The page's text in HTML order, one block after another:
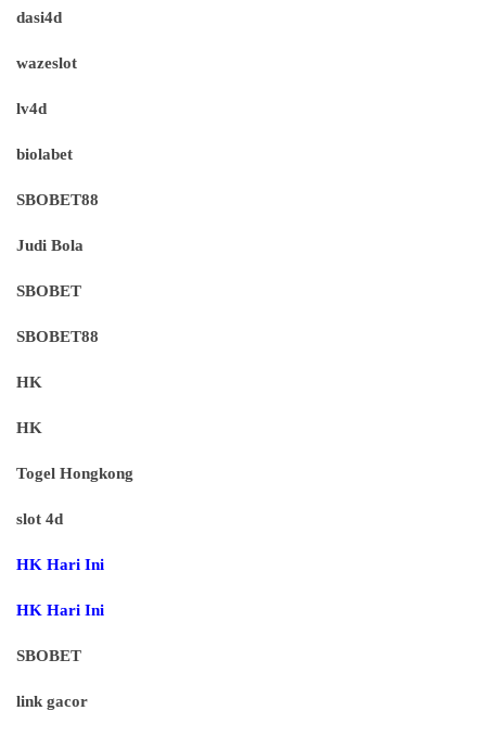
dasi4d
wazeslot
lv4d
biolabet
SBOBET88
Judi Bola
SBOBET
SBOBET88
HK
HK
Togel Hongkong
slot 4d
HK Hari Ini
HK Hari Ini
SBOBET
link gacor